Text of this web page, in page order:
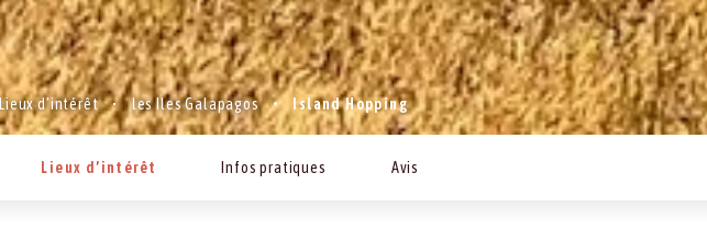
Lieux d’intérêt les Iles Galapagos Island Hopping
Lieux d’intérêt Infos pratiques Avis